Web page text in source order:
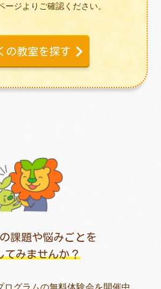
ージよりご確認ください。
課題や悩みごとを
てみませんか？
ログラムの無料体験会を開催中。